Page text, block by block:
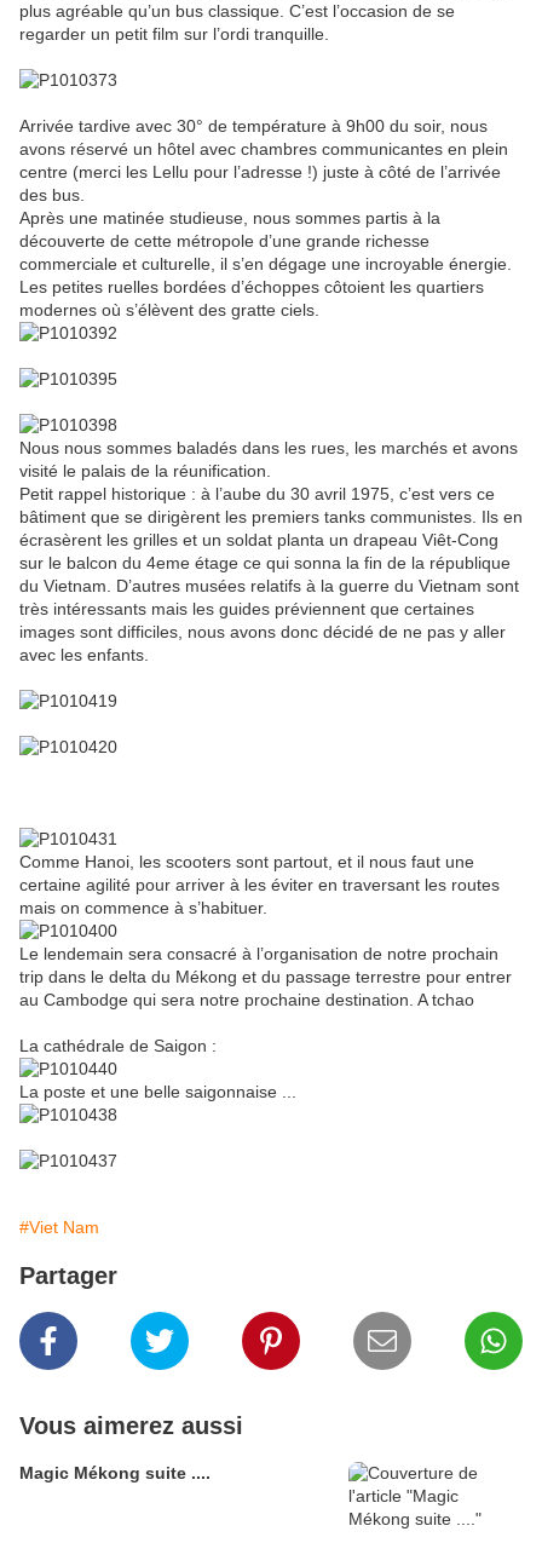
plus agréable qu’un bus classique. C’est l’occasion de se
regarder un petit film sur l’ordi tranquille.
Arrivée tardive avec 30° de température à 9h00 du soir, nous
avons réservé un hôtel avec chambres communicantes en plein
centre (merci les Lellu pour l’adresse !) juste à côté de l’arrivée
des bus.
Après une matinée studieuse, nous sommes partis à la
découverte de cette métropole d’une grande richesse
commerciale et culturelle, il s’en dégage une incroyable énergie.
Les petites ruelles bordées d’échoppes côtoient les quartiers
modernes où s’élèvent des gratte ciels.
Nous nous sommes baladés dans les rues, les marchés et avons
visité le palais de la réunification.
Petit rappel historique : à l’aube du 30 avril 1975, c’est vers ce
bâtiment que se dirigèrent les premiers tanks communistes. Ils en
écrasèrent les grilles et un soldat planta un drapeau Viêt-Cong
sur le balcon du 4eme étage ce qui sonna la fin de la république
du Vietnam. D’autres musées relatifs à la guerre du Vietnam sont
très intéressants mais les guides préviennent que certaines
images sont difficiles, nous avons donc décidé de ne pas y aller
avec les enfants.
Comme Hanoi, les scooters sont partout, et il nous faut une
certaine agilité pour arriver à les éviter en traversant les routes
mais on commence à s’habituer.
Le lendemain sera consacré à l’organisation de notre prochain
trip dans le delta du Mékong et du passage terrestre pour entrer
au Cambodge qui sera notre prochaine destination. A tchao
La cathédrale de Saigon :
La poste et une belle saigonnaise ...
#Viet Nam
Partager
Vous aimerez aussi
Magic Mékong suite ....